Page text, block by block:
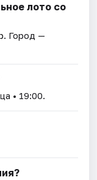
лото со
. Город —
• 19:00.